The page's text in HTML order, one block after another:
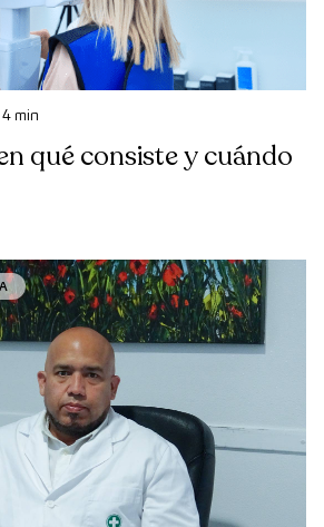
4 min
qué consiste y cuándo